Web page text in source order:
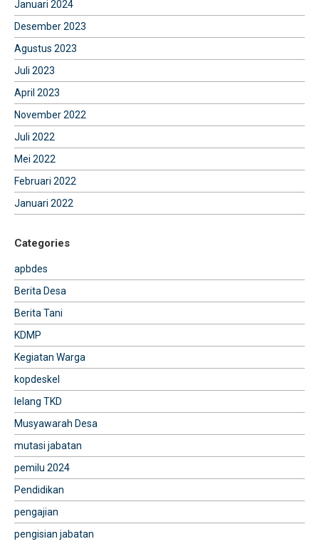
Januari 2024
Desember 2023
Agustus 2023
Juli 2023
April 2023
November 2022
Juli 2022
Mei 2022
Februari 2022
Januari 2022
Categories
apbdes
Berita Desa
Berita Tani
KDMP
Kegiatan Warga
kopdeskel
lelang TKD
Musyawarah Desa
mutasi jabatan
pemilu 2024
Pendidikan
pengajian
pengisian jabatan